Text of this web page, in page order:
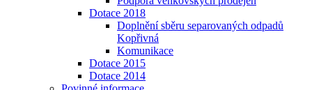
Dotace 2018
Doplnění sběru separovaných odpadů
Kopřivná
Komunikace
Dotace 2015
Dotace 2014